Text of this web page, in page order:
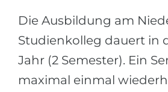
Die Ausbildung am
Studienkolleg dauert in
Jahr (2 Semester). Ein
maximal einmal